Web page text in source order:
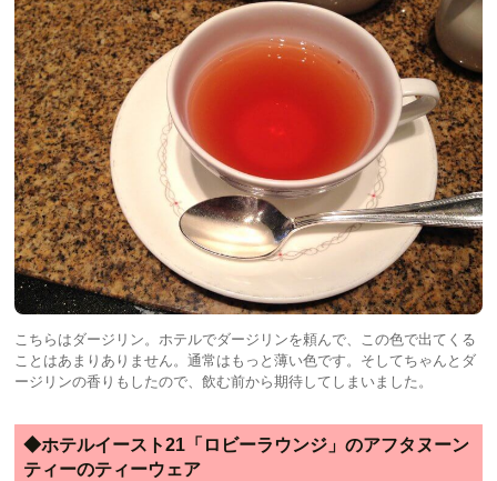
こちらはダージリン。ホテルでダージリンを頼んで、この色で出てくる
ことはあまりありません。通常はもっと薄い色です。そしてちゃんとダ
ージリンの香りもしたので、飲む前から期待してしまいました。
◆ホテルイースト21「ロビーラウンジ」のアフタヌーン
ティーのティーウェア